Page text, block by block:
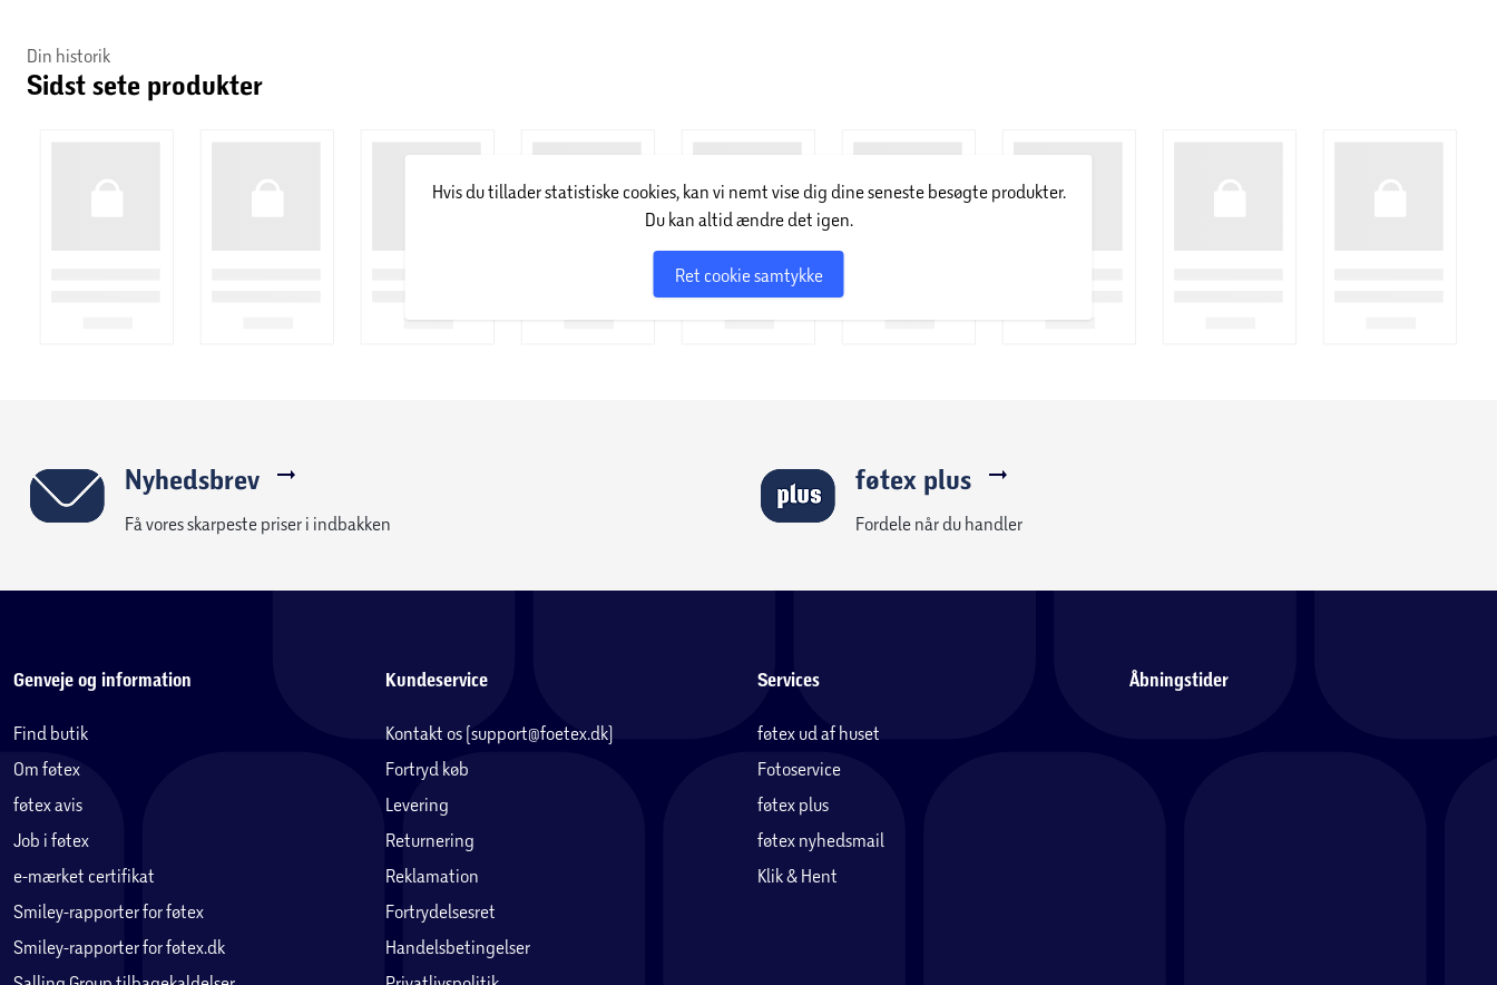
Din historik
Sidst sete produkter
Hvis du tillader statistiske cookies, kan vi nemt vise dig dine seneste besøgte produkter.
Du kan altid ændre det igen.
Ret cookie samtykke
Nyhedsbrev
Få vores skarpeste priser i indbakken
føtex plus
Fordele når du handler
Genveje og information
Find butik
Om føtex
føtex avis
Job i føtex
e-mærket certifikat
Smiley-rapporter for føtex
Smiley-rapporter for føtex.dk
Kundeservice
Kontakt os (support@foetex.dk)
Fortryd køb
Levering
Returnering
Reklamation
Fortrydelsesret
Handelsbetingelser
Services
føtex ud af huset
Fotoservice
føtex plus
føtex nyhedsmail
Klik & Hent
Åbningstider